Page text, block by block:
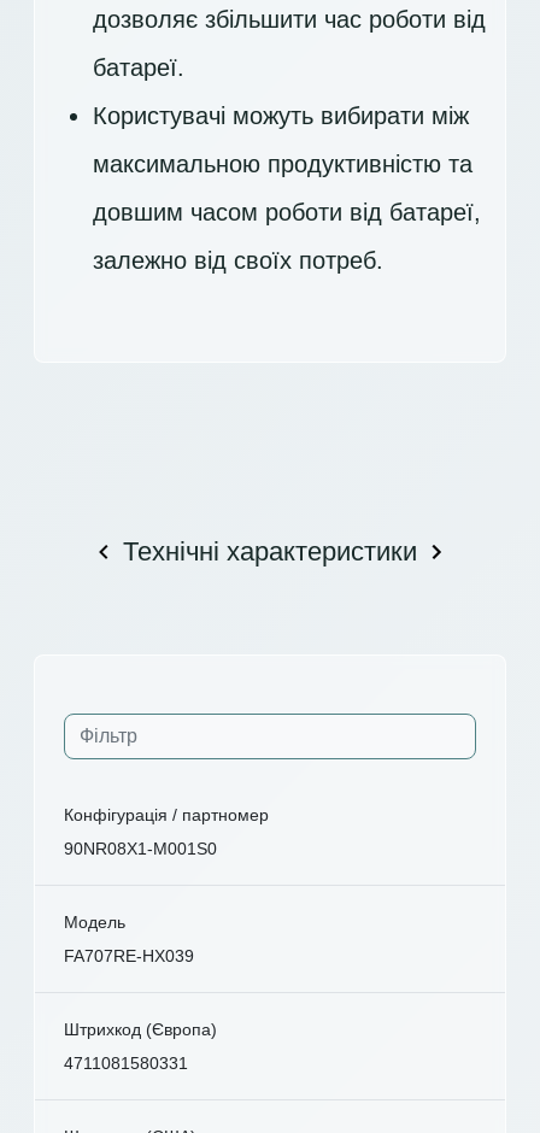
дозволяє збільшити час роботи від
батареї.
Користувачі можуть вибирати між
максимальною продуктивністю та
довшим часом роботи від батареї,
залежно від своїх потреб.
Технічні характеристики
Конфігурація / партномер
90NR08X1-M001S0
Модель
FA707RE-HX039
Штрихкод (Європа)
4711081580331